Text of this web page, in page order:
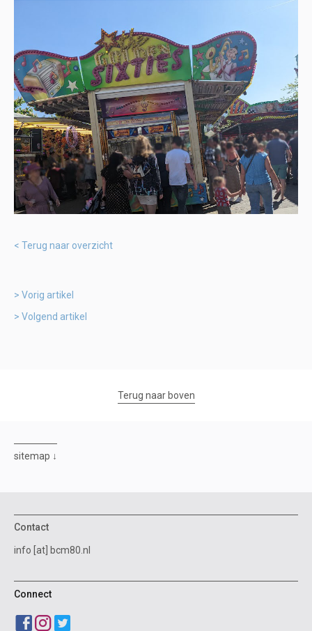
Terug naar overzicht
Vorig artikel
Volgend artikel
Terug naar boven
sitemap
Contact
info [at] bcm80.nl
Connect